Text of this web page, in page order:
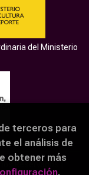
del Ministerio
Reservados |
terceros para
el análisis de
obtener más
.